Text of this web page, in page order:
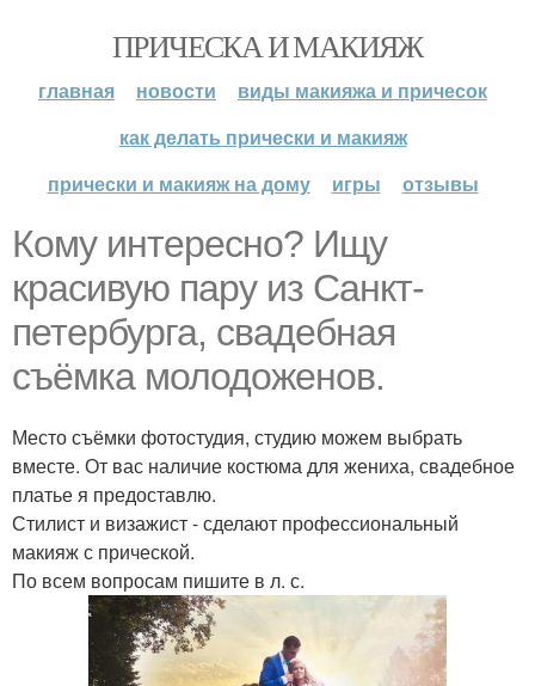
ПРИЧЕСКА И МАКИЯЖ
главная новости
виды макияжа и причесок
как делать прически и макияж
прически и макияж на дому
игры отзывы
Кому интересно? Ищу
красивую пару из Санкт-
петербурга, свадебная
съёмка молодоженов.
Место съёмки фотостудия, студию можем выбрать
вместе. От вас наличие костюма для жениха, свадебное
платье я предоставлю.
Стилист и визажист - сделают профессиональный
макияж с прической.
По всем вопросам пишите в л. с.